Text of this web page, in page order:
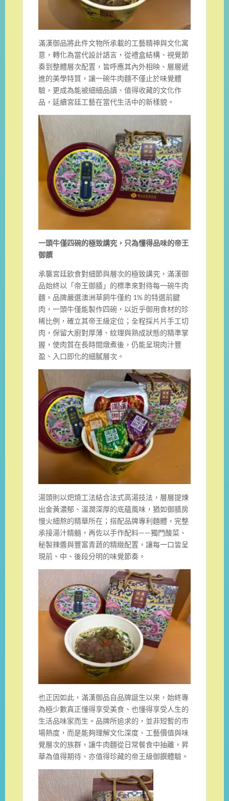
滿漢御品將此件文物所承載的工藝精神與文化寓
意，轉化為當代設計語言，從禮盒結構、視覺節
奏到整體層次配置，皆呼應其內外相映、層層遞
進的美學特質，讓一碗牛肉麵不僅止於味覺體
驗，更成為能被細細品讀、值得收藏的文化作
品，延續宮廷工藝在當代生活中的新樣貌。
一頭牛僅四碗的極致講究，只為懂得品味的帝王
御饌
承襲宮廷飲食對細節與層次的極致講究，滿漢御
品始終以「帝王御膳」的標準來對待每一碗牛肉
麵。品牌嚴選澳洲草飼牛僅約 1% 的特選前腱
肉，一頭牛僅能製作四碗，以近乎御用食材的珍
稀比例，確立其帝王級定位；全程採片片手工切
肉，保留大廚對厚薄、紋理與熟成狀態的精準掌
握，使肉質在長時間燉煮後，仍能呈現肉汁豐
盈、入口即化的細膩層次。
湯頭則以𤆵燒工法結合法式高湯技法，層層提煉
出金黃濃郁、溫潤深厚的底蘊風味，猶如御膳房
慢火細熬的精華所在；搭配品牌專利麵體，完整
承接湯汁精髓，再佐以手作配料——獨門酸菜、
秘製辣醬與豐富青蔬的精緻配置，讓每一口皆呈
現前、中、後段分明的味覺節奏。
也正因如此，滿漢御品自品牌誕生以來，始終專
為極少數真正懂得享受美食、也懂得享受人生的
生活品味家而生。品牌所追求的，並非短暫的市
場熱度，而是能夠理解文化深度、工藝價值與味
覺層次的族群，讓牛肉麵從日常餐食中抽離，昇
華為值得期待、亦值得珍藏的帝王級御饌體驗。